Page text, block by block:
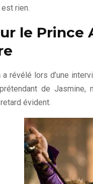
est rien.
le Prince
a révélé lors d’une
prétendant de
évident.